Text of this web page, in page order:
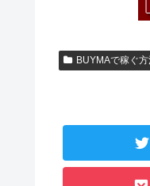
BUYMAで稼ぐ